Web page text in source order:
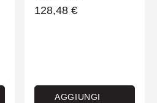
128,48 €
AGGIUNGI